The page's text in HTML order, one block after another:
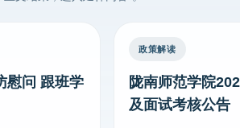
慰问 跟班学
政策解读
陇南师范学院
及面试考核公告